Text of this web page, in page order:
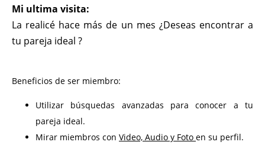
Mi ultima visita:
La realicé hace más de un mes ¿Deseas encontrar a
tu pareja ideal ?
Beneficios de ser miembro:
Utilizar búsquedas avanzadas para conocer a tu
pareja ideal.
Mirar miembros con Video, Audio y Foto en su perfil.